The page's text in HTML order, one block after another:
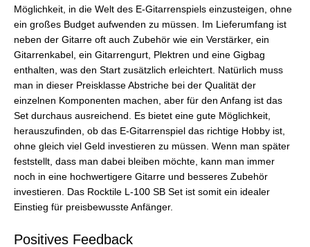
Möglichkeit, in die Welt des E-Gitarrenspiels einzusteigen, ohne
ein großes Budget aufwenden zu müssen. Im Lieferumfang ist
neben der Gitarre oft auch Zubehör wie ein Verstärker, ein
Gitarrenkabel, ein Gitarrengurt, Plektren und eine Gigbag
enthalten, was den Start zusätzlich erleichtert. Natürlich muss
man in dieser Preisklasse Abstriche bei der Qualität der
einzelnen Komponenten machen, aber für den Anfang ist das
Set durchaus ausreichend. Es bietet eine gute Möglichkeit,
herauszufinden, ob das E-Gitarrenspiel das richtige Hobby ist,
ohne gleich viel Geld investieren zu müssen. Wenn man später
feststellt, dass man dabei bleiben möchte, kann man immer
noch in eine hochwertigere Gitarre und besseres Zubehör
investieren. Das Rocktile L-100 SB Set ist somit ein idealer
Einstieg für preisbewusste Anfänger.
Positives Feedback